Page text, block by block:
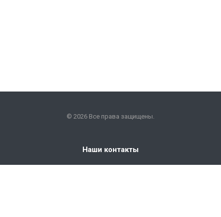
© 2026 Все права защищены.
Наши контакты